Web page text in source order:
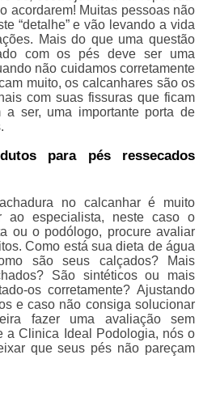
acordarem! Muitas pessoas não
“detalhe” e vão levando a vida
Mais do que uma questão
com os pés deve ser uma
não cuidamos corretamente
muito, os calcanhares são os
com suas fissuras que ficam
a ser, uma importante porta de
para pés ressecados
no calcanhar é muito
ao especialista, neste caso o
ou o podólogo, procure avaliar
Como está sua dieta de água
são seus calçados? Mais
São sintéticos ou mais
os corretamente? Ajustando
e caso não consiga solucionar
fazer uma avaliação sem
a Clinica Ideal Podologia, nós o
que seus pés não pareçam